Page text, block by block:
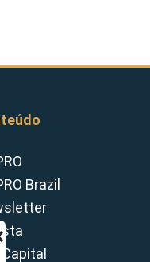
Brazil
Capital